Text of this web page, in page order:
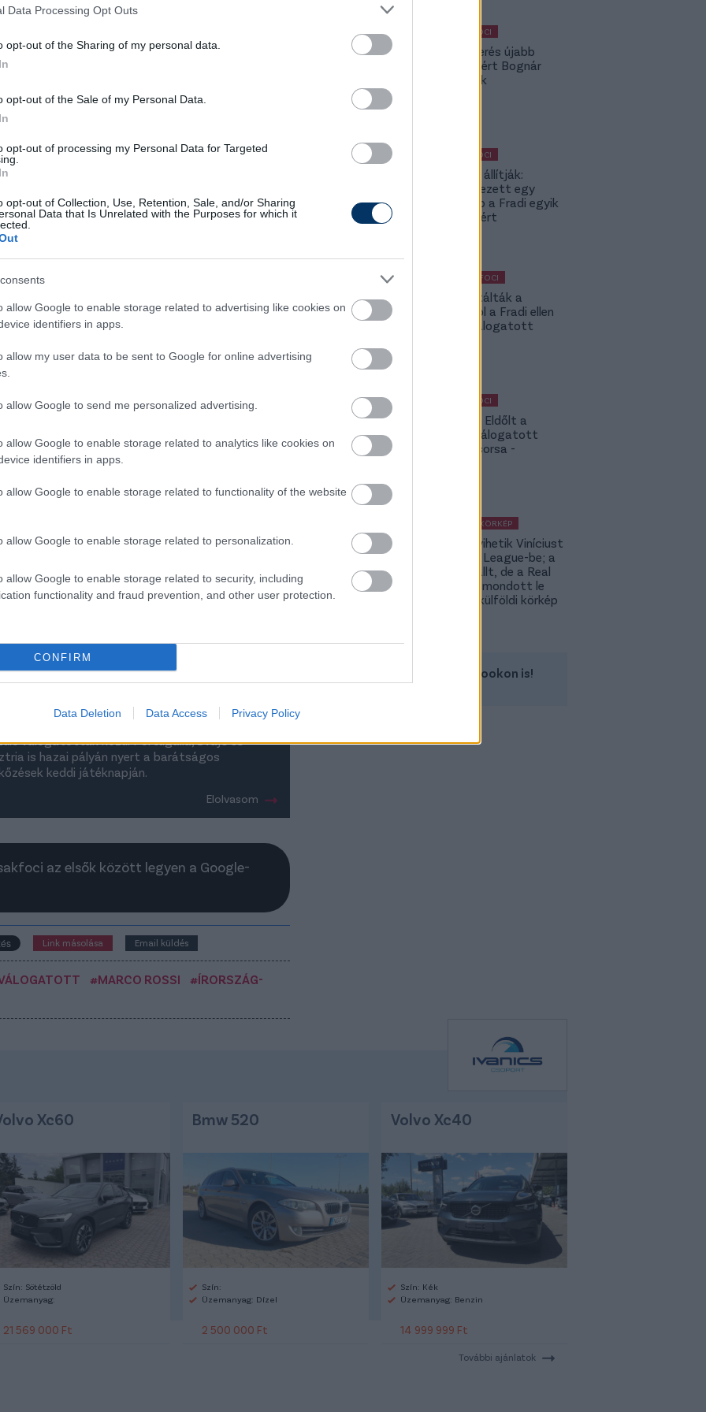
Data Processing Opt Outs
opt-out of the Sharing of my personal data.
opt-out of the Sale of my Personal Data.
opt-out of processing my Personal Data for Targeted
opt-out of Collection, Use, Retention, Sale, and/or Sharing
Data that Is Unrelated with the Purposes for which it
allow Google to enable storage related to advertising like cookies on
identifiers in apps.
allow my user data to be sent to Google for online advertising
allow Google to send me personalized advertising.
allow Google to enable storage related to analytics like cookies on
identifiers in apps.
allow Google to enable storage related to functionality of the website
allow Google to enable storage related to personalization.
allow Google to enable storage related to security, including
functionality and fraud prevention, and other user protection.
CONFIRM
Data Deletion Data Access Privacy Policy
uraltuk a találkozt, háromszor annyi
két lehetőségből kétszer betalált az
egy ilyen kontrát nem
ez egyszerűen
egyértelműen, ha nem tévedek,
szögletével szemben. Ilyen esetben is
De egy olyan ki nem kényszerített
Senki sem szeret veszíteni, de hát
a jövőre nézve ezt most megtanuljuk és el
a jövőben nem fogunk
tanulnunk kell ebből az
engedtünk az
és remélem, ilyen nem
felkészülés: Gázolt a magyar
csoportellenfele,
nyert, Olaszország ikszelt
héten kezdődő labdarúgó Európa-bajnokságra
válogatottak közül Portugália, Svájc és
is hazai pályán nyert a barátságos
keddi játéknapján.
Elolvasom
az elsők között legyen a Google-
Link másolása Email küldés
#MARCO ROSSI
#ÍRORSZÁG-
MAGYAR FOCI
A Fradi-verés újabb
kispadot ért Bognár
Györgynek
MAGYAR FOCI
Külföldön állítják:
Bejelentkezett egy
neves klub a Fradi egyik
legjobbjáért
KÜLFÖLDI FOCI
Máris kiutálták a
csapatból a Fradi ellen
betliző válogatott
MAGYAR FOCI
Légiósok: Eldőlt a
magyar válogatott
támadó sorsa -
KÜLFÖLDI KÖRKÉP
Ennyiért vihetik Viníciust
a Premier League-be; a
PSG kiszállt, de a Real
még nem mondott le
Rodriról- külföldi körkép
Kövess minket a Facebookon is!
Xc60
Szín: Sötétzöld
Üzemanyag:
21 569 000 Ft
Bmw 520
Szín:
Üzemanyag: Dízel
2 500 000 Ft
Volvo Xc40
Szín: Kék
Üzemanyag: Benzin
14 999 999 Ft
További ajánlatok